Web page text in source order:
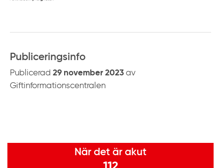
Publiceringsinfo
Publicerad 29 november 2023 av
Giftinformationscentralen
Viktig information
När det är akut